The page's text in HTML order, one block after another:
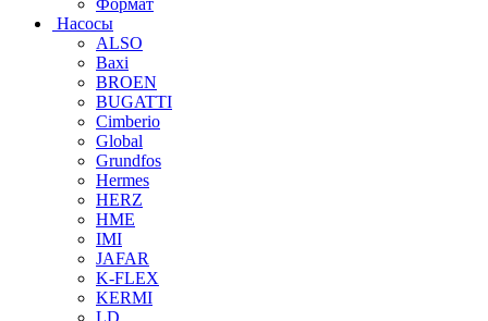
Насосы
ALSO
Baxi
BROEN
BUGATTI
Cimberio
Global
Grundfos
Hermes
HERZ
HME
IMI
JAFAR
K-FLEX
KERMI
LD